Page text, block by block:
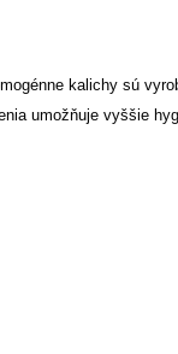
kalichy sú
umožňuje vyššie